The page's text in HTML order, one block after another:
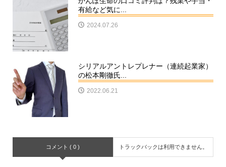
有給など気に...
2024.07.26
シリアルアントレプレナー（連続起業家）
の松本剛徹氏...
2022.06.21
コメント ( 0 ) トラックバックは利用できません。